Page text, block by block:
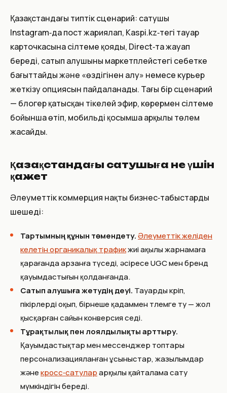
Қазақстандағы типтік сценарий: сатушы
Instagram‑да пост жариялап, Kaspi.kz‑тегі тауар
карточкасына сілтеме қояды, Direct‑та жауап
береді, сатып алушыны маркетплейстегі себетке
бағыттайды және «өздігінен алу» немесе курьер
жеткізу опциясын пайдаланады. Тағы бір сценарий
— блогер қатысқан тікелей эфир, көрермен сілтеме
бойынша өтіп, мобильді қосымша арқылы төлем
жасайды.
Қазақстандағы сатушыға не үшін
қажет
Әлеуметтік коммерция нақты бизнес‑табыстарды
шешеді:
Тартымның құнын төмендету.Әлеуметтік желіден
келетін органикалық трафикжиі ақылы жарнамаға
қарағанда арзанға түседі, әсіресе UGC мен бренд
қауымдастығын қолданғанда.
Сатып алушыға жетудің үдеуi. Тауарды көріп,
пікірлерді оқып, бірнеше қадаммен төлемге өту — жол
қысқарған сайын конверсия өседі.
Тұрақтылық пен лоялдылықты арттыру.
Қауымдастықтар мен мессенджер топтары
персонализацияланған ұсыныстар, жазылымдар
жәнекросс‑сатуларарқылы қайталама сату
мүмкіндігін бередi.